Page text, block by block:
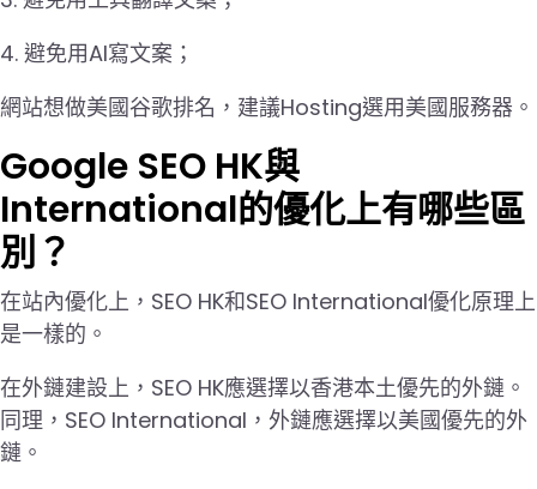
4. 避免用AI寫文案；
網站想做美國谷歌排名，建議Hosting選用美國服務器。
Google SEO HK與
International的優化上有哪些區
別？
在站內優化上，SEO HK和SEO International優化原理上
是一樣的。
在外鏈建設上，SEO HK應選擇以香港本土優先的外鏈。
同理，SEO International，外鏈應選擇以美國優先的外
鏈。